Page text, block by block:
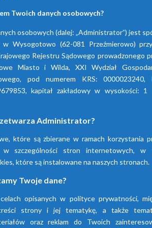
wysoki poziom
duże oszczędności.
kondensatu.
powietrza są bardzo
użyteczność.
instalacja, wygodna
Demand Drain to
które zapewnia
i ponadprzeciętną wydajność.
powietrza oraz
ze wszystkimi standardowymi
Twoich danych osobowych?
osobowych (dalej: „Administrator”) jest
w Wysogotowo (62-081 Przeźmierowo)
Rejestru Sądowego prowadzonego
Miasto i Wilda, XXI Wydział
pod numerem KRS: 0000023240,
kapitał zakładowy w wysokości: 1
Administrator?
które są zbierane w ramach korzystania
w szczególności stron internetowych, w
które są instalowane na naszych stronach.
Twoje dane?
opisanych w polityce prywatności,
strony i jej tematykę, a także
oraz reklam do Twoich